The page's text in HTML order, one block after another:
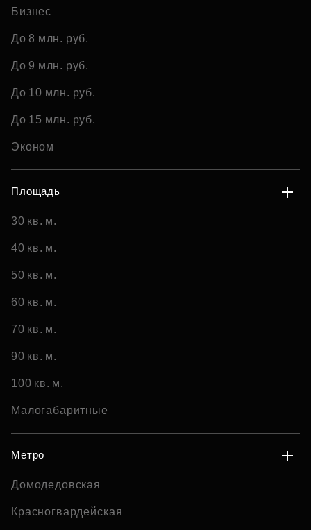
Бизнес
До 8 млн. руб.
До 9 млн. руб.
До 10 млн. руб.
До 15 млн. руб.
Эконом
Площадь
30 кв. м.
40 кв. м.
50 кв. м.
60 кв. м.
70 кв. м.
90 кв. м.
100 кв. м.
Малогабаритные
Метро
Домодедовская
Красногвардейская